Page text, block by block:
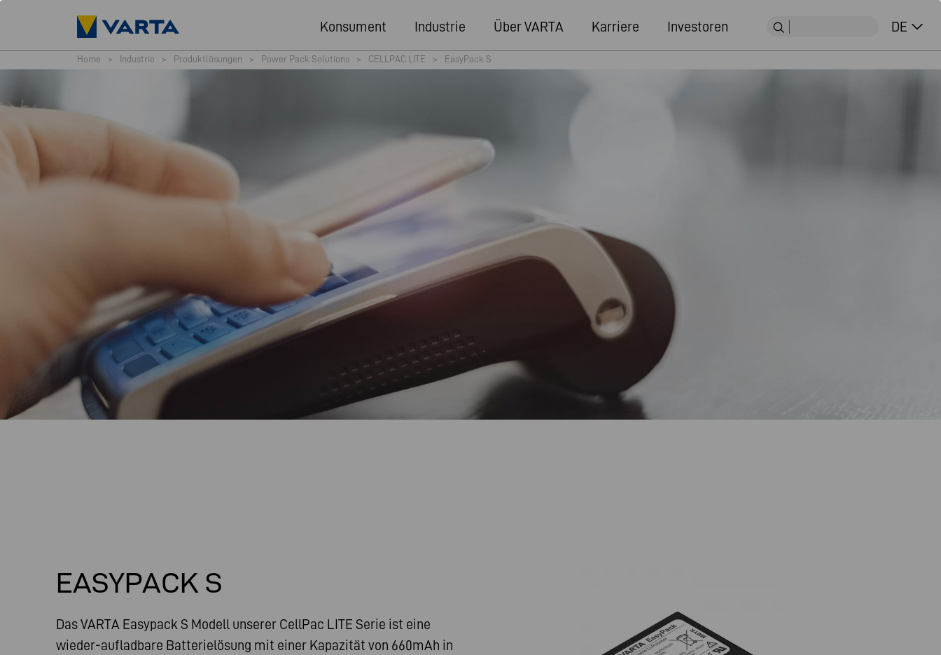
Konsument Industrie Über VARTA Karriere Investoren DE
Home > Industrie > Produktlösungen > Power Pack Solutions > CELLPAC LITE > EasyPack S
EASYPACK S
Das VARTA Easypack S Modell unserer CellPac LITE Serie ist eine
wieder-aufladbare Batterielösung mit einer Kapazität von 660mAh in